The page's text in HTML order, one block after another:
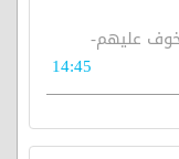
لا خوف عليهم-
14:45